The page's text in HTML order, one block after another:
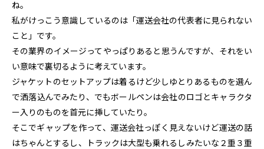
ね。
私がけっこう意識しているのは「運送会社の代表者に見られない
こと」です。
その業界のイメージってやっぱりあると思うんですが、それをい
い意味で裏切るように考えています。
ジャケットのセットアップは着るけど少しゆとりあるものを選ん
で洒落込んでみたり、でもボールペンは会社のロゴとキャラクタ
ー入りのものを首元に挿していたり。
そこでギャップを作って、運送会社っぽく見えないけど運送の話
はちゃんとするし、トラックは大型も乗れるしみたいな２重３重